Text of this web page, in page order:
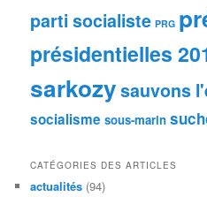
parti socialiste PRG
présidentielles
sarkozysauvons
socialisme sous-marin
CATÉGORIES DES ARTICLES
actualités (94)